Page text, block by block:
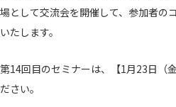
場として交流会を開催して、参加者の
いたします。
第14回目のセミナーは、【1月23日（
ださい。